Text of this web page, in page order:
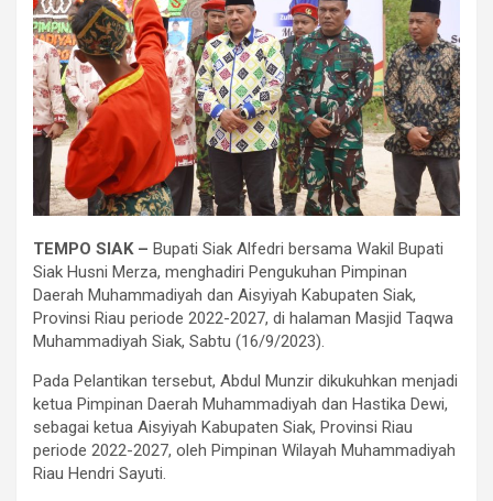
TEMPO SIAK – Bupati Siak Alfedri bersama Wakil Bupati
Siak Husni Merza, menghadiri Pengukuhan Pimpinan
Daerah Muhammadiyah dan Aisyiyah Kabupaten Siak,
Provinsi Riau periode 2022-2027, di halaman Masjid Taqwa
Muhammadiyah Siak, Sabtu (16/9/2023).
Pada Pelantikan tersebut, Abdul Munzir dikukuhkan menjadi
ketua Pimpinan Daerah Muhammadiyah dan Hastika Dewi,
sebagai ketua Aisyiyah Kabupaten Siak, Provinsi Riau
periode 2022-2027, oleh Pimpinan Wilayah Muhammadiyah
Riau Hendri Sayuti.